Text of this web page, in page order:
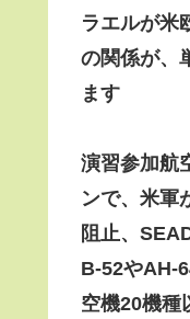
ラエルが米
の関係が、
ます
演習参加航
ンで、米軍
阻止、
B-52やAH-
空機20機種